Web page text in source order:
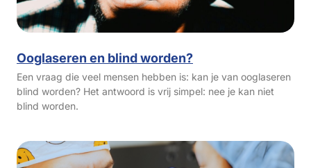
Ooglaseren en blind worden?
Een vraag die veel mensen hebben is: kan je van ooglaseren
blind worden? Het antwoord is vrij simpel: nee je kan niet
blind worden.